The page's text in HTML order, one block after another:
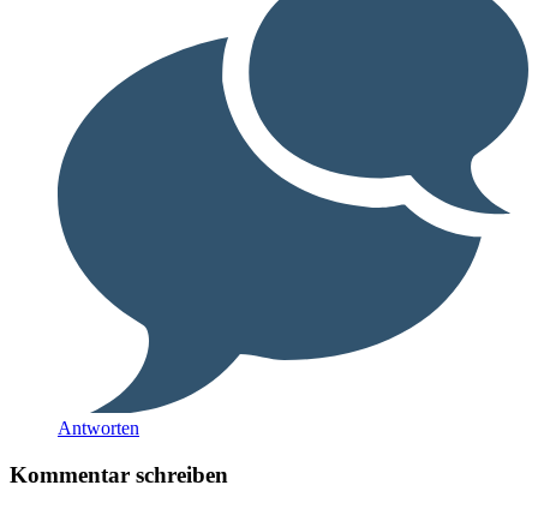
Antworten
Kommentar schreiben